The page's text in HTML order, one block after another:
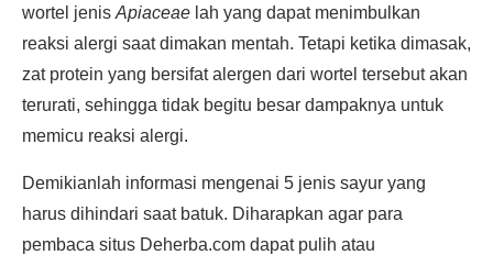
wortel jenis Apiaceae lah yang dapat menimbulkan
reaksi alergi saat dimakan mentah. Tetapi ketika dimasak,
zat protein yang bersifat alergen dari wortel tersebut akan
terurati, sehingga tidak begitu besar dampaknya untuk
memicu reaksi alergi.
Demikianlah informasi mengenai 5 jenis sayur yang
harus dihindari saat batuk. Diharapkan agar para
pembaca situs Deherba.com dapat pulih atau